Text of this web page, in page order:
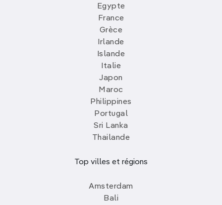
Egypte
France
Grèce
Irlande
Islande
Italie
Japon
Maroc
Philippines
Portugal
Sri Lanka
Thailande
Top villes et régions
Amsterdam
Bali